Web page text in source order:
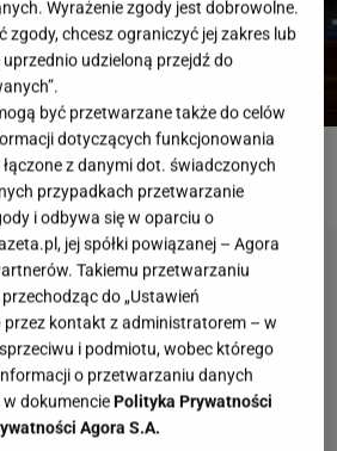
ROZWIĄŻ QUIZ
Wyrażenie zgody jest dobrowolne.
zgody, chcesz ograniczyć jej zakres lub
udzieloną przejdź do
być przetwarzane także do celów
dotyczących funkcjonowania
z danymi dot. świadczonych
przypadkach przetwarzanie
i odbywa się w oparciu o
jej spółki powiązanej – Agora
Takiemu przetwarzaniu
do „Ustawień
przez kontakt z administratorem – w
i podmiotu, wobec którego
o przetwarzaniu danych
w dokumenciePolityka Prywatności
Agora S.A.